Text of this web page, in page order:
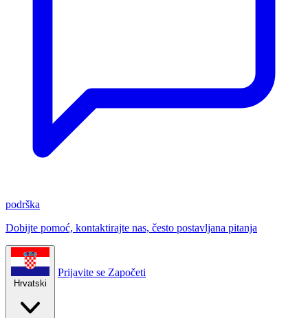
podrška
Dobijte pomoć, kontaktirajte nas, često postavljana pitanja
Hrvatski
Prijavite se Započeti